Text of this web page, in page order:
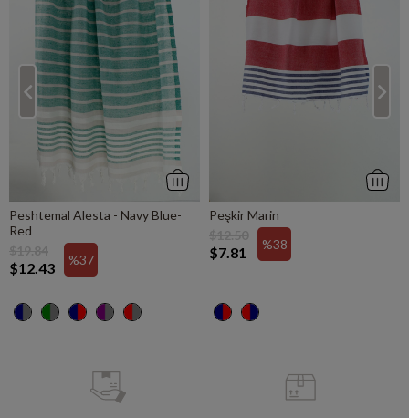
Peshtemal Alesta - Navy Blue-
Red
$12.43 %37
Peşkir Marin
$7.81 %38